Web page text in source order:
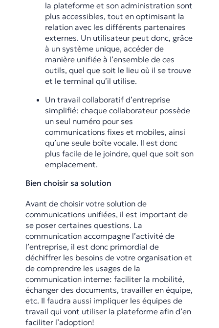
la plateforme et son administration sont
plus accessibles, tout en optimisant la
relation avec les différents partenaires
externes. Un utilisateur peut donc, grâce
à un système unique, accéder de
manière unifiée à l’ensemble de ces
outils, quel que soit le lieu où il se trouve
et le terminal qu’il utilise.
Un travail collaboratif d’entreprise
simplifié: chaque collaborateur possède
un seul numéro pour ses
communications fixes et mobiles, ainsi
qu’une seule boîte vocale. Il est donc
plus facile de le joindre, quel que soit son
emplacement.
Bien choisir sa solution
Avant de choisir votre solution de
communications unifiées, il est important de
se poser certaines questions. La
communication accompagne l’activité de
l’entreprise, il est donc primordial de
déchiffrer les besoins de votre organisation et
de comprendre les usages de la
communication interne: faciliter la mobilité,
échanger des documents, travailler en équipe,
etc. Il faudra aussi impliquer les équipes de
travail qui vont utiliser la plateforme afin d’en
faciliter l’adoption!